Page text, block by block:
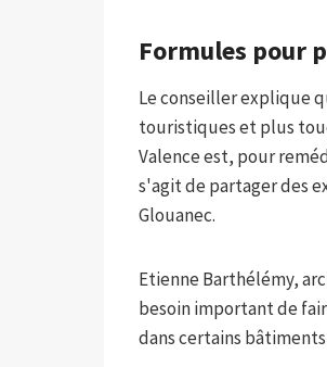
Formules pour
Le conseiller explique
touristiques et plus
Valence est, pour
s'agit de partager des
Glouanec.
Etienne Barthélémy,
besoin important de
dans certains bâtiments